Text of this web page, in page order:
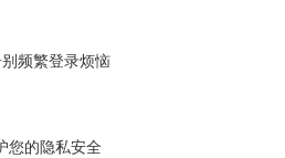
频繁登录烦恼
您的隐私安全